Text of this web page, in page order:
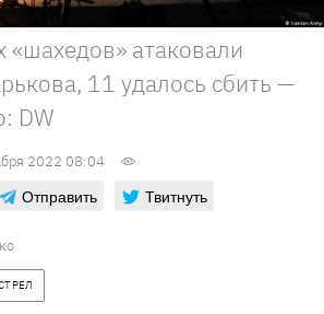
«шахедов» атаковали
11 удалось сбить —
DW
2022 08:04
Отправить Твитнуть